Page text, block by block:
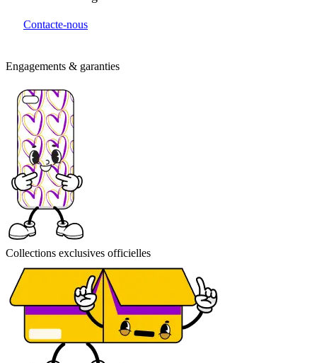
Contacte-nous
Engagements & garanties
Collections exclusives officielles